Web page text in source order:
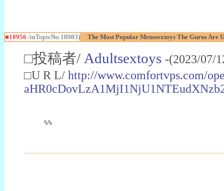
■18956 /inTopicNo.18983) The Most Popular Menssextoys The Gurus Are
□投稿者/ Adultsextoys -(2023/07/
□U R L/ http://www.comfortvps.com/
%%